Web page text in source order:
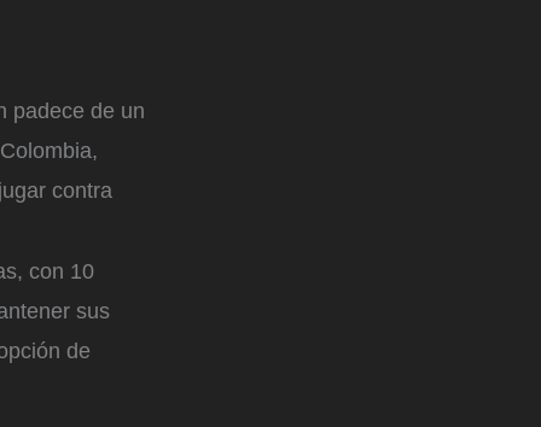
padece de un
contra
con 10
sus
de